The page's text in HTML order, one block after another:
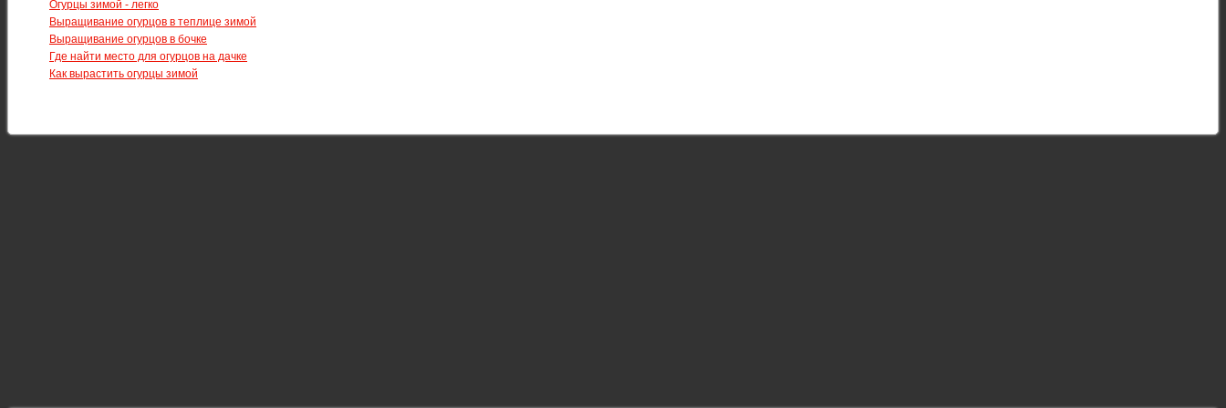
Огурцы зимой - легко
Выращивание огурцов в теплице зимой
Выращивание огурцов в бочке
Где найти место для огурцов на дачке
Как вырастить огурцы зимой